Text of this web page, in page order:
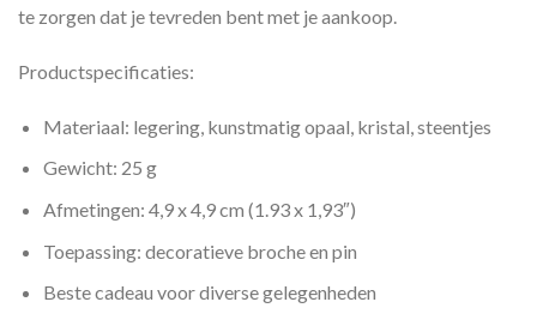
te zorgen dat je tevreden bent met je aankoop.
Productspecificaties:
Materiaal: legering, kunstmatig opaal, kristal, steentjes
Gewicht: 25 g
Afmetingen: 4,9 x 4,9 cm (1.93 x 1,93″)
Toepassing: decoratieve broche en pin
Beste cadeau voor diverse gelegenheden